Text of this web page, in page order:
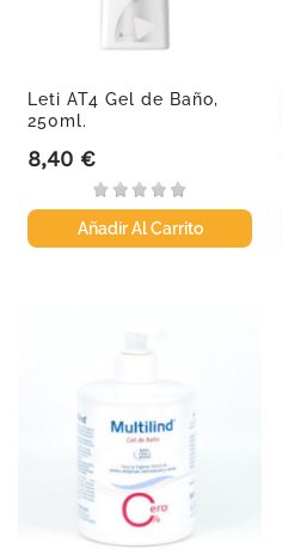
Leti AT4 Gel de Baño,
250ml.
Precio
8,40 €
Añadir Al Carrito